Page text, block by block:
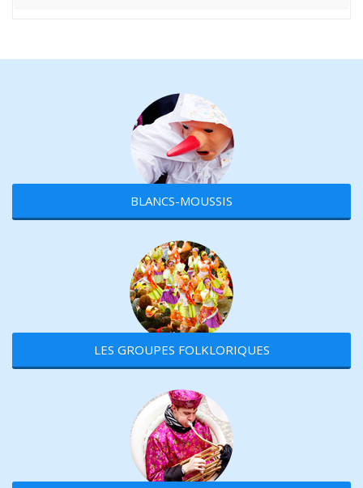
BLANCS-MOUSSIS
LES GROUPES FOLKLORIQUES